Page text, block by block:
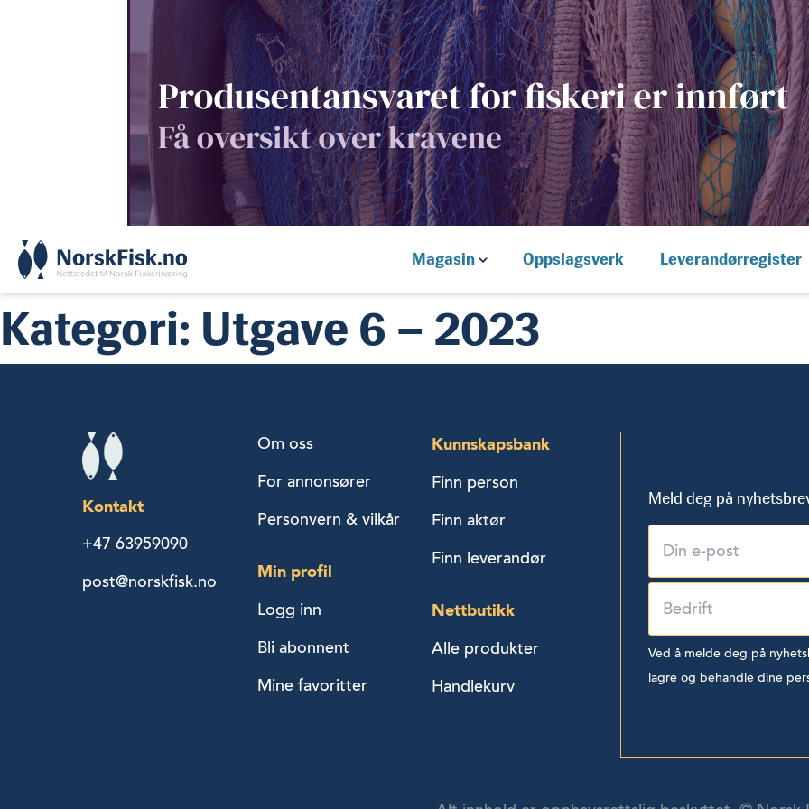
Magasin Oppslagsverk Leverandørregister
Kategori: Utgave 6 – 2023
Kontakt
+47 63959090
post@norskfisk.no
Om oss
For annonsører
Personvern & vilkår
Min profil
Logg inn
Bli abonnent
Mine favoritter
Kunnskapsbank
Finn person
Finn aktør
Finn leverandør
Nettbutikk
Alle produkter
Handlekurv
Meld deg på
Ved å melde deg på
lagre og behandle dine